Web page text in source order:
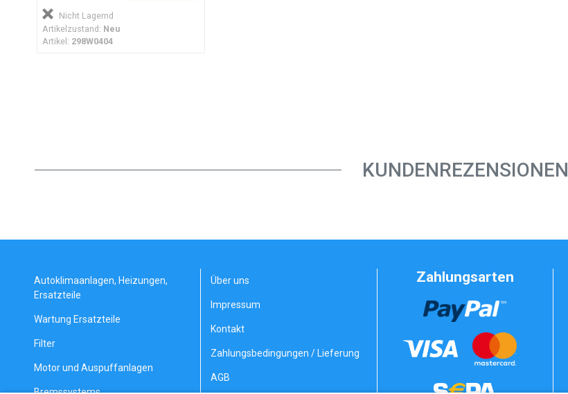
Nicht Lagernd
Artikelzustand: Neu
Artikel: 298W0404
KUNDENREZENSIONEN
Autoklimaanlagen, Heizungen,
Ersatzteile
Wartung Ersatzteile
Filter
Motor und Auspuffanlagen
Über uns
Impressum
Kontakt
Zahlungsbedingungen / Lieferung
AGB
Zahlungsarten